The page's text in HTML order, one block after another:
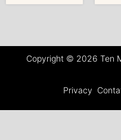
Copyright © 2026 Ten
Privacy